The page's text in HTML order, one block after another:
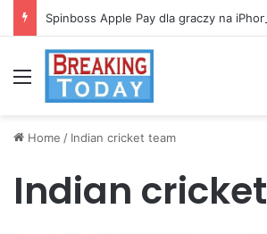
Spinboss Apple Pay dla graczy na iPhone
Menu
Home / Indian cricket team
Indian